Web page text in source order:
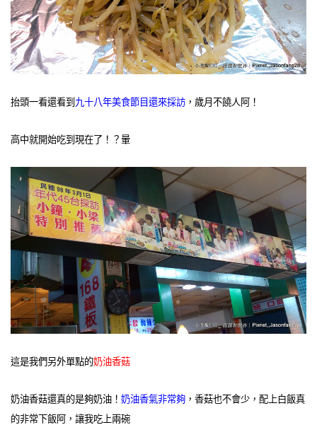
抬頭一看還看到 九十八年美食節目還來採訪 ，歲月不饒人阿！
高中就開始吃到現在了！？暈
這是我們另外單點的奶油香菇
奶油香菇還真的是夠奶油！ 奶油香氣非常夠 ，香菇也不會少，配上白飯真
的非常下飯阿，讓我吃上兩碗